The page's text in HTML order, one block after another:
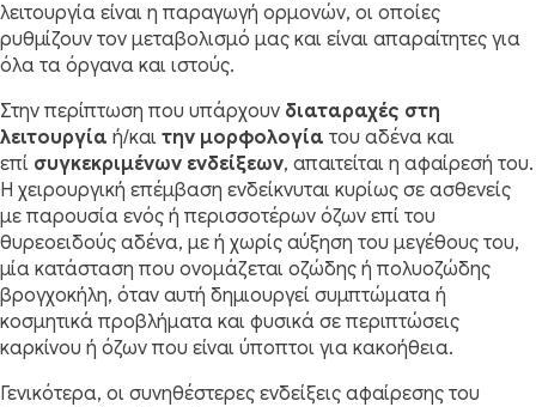
λειτουργία είναι η παραγωγή ορμονών, οι οποίες
ρυθμίζουν τον μεταβολισμό μας και είναι απαραίτητες για
όλα τα όργανα και ιστούς.
Στην περίπτωση που υπάρχουν διαταραχές στη
λειτουργία ή/και την μορφολογία του αδένα και
επί συγκεκριμένων ενδείξεων, απαιτείται η αφαίρεσή του.
Η χειρουργική επέμβαση ενδείκνυται κυρίως σε ασθενείς
με παρουσία ενός ή περισσοτέρων όζων επί του
θυρεοειδούς αδένα, με ή χωρίς αύξηση του μεγέθους του,
μία κατάσταση που ονομάζεται οζώδης ή πολυοζώδης
βρογχοκήλη, όταν αυτή δημιουργεί συμπτώματα ή
κοσμητικά προβλήματα και φυσικά σε περιπτώσεις
καρκίνου ή όζων που είναι ύποπτοι για κακοήθεια.
Γενικότερα, οι συνηθέστερες ενδείξεις αφαίρεσης του